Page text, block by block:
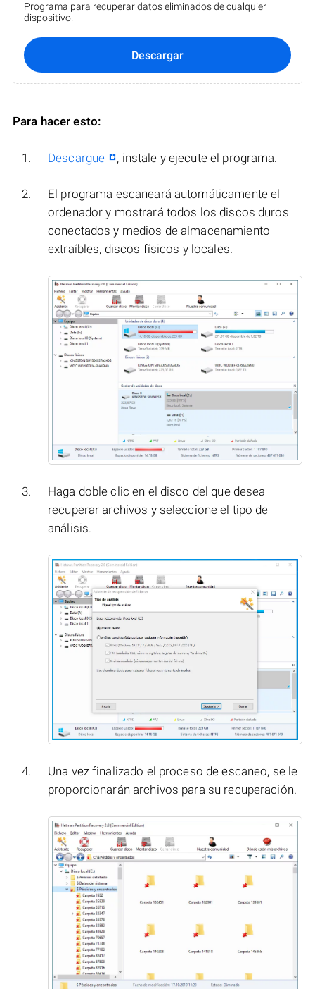
Programa para recuperar datos eliminados de cualquier
dispositivo.
Descargar
Para hacer esto:
Descargue , instale y ejecute el programa.
El programa escaneará automáticamente el
ordenador y mostrará todos los discos duros
conectados y medios de almacenamiento
extraíbles, discos físicos y locales.
Haga doble clic en el disco del que desea
recuperar archivos y seleccione el tipo de
análisis.
Una vez finalizado el proceso de escaneo, se le
proporcionarán archivos para su recuperación.